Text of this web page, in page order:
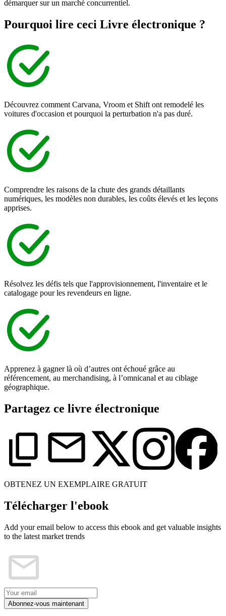
démarquer sur un marché concurrentiel.
Pourquoi lire ceci Livre électronique ?
Découvrez comment Carvana, Vroom et Shift ont remodelé les
voitures d'occasion et pourquoi la perturbation n'a pas duré.
Comprendre les raisons de la chute des grands détaillants
numériques, les modèles non durables, les coûts élevés et les leçons
apprises.
Résolvez les défis tels que l'approvisionnement, l'inventaire et le
catalogage pour les revendeurs en ligne.
Apprenez à gagner là où d’autres ont échoué grâce au
référencement, au merchandising, à l’omnicanal et au ciblage
géographique.
Partagez ce livre électronique
OBTENEZ UN EXEMPLAIRE GRATUIT
Télécharger l'ebook
Add your email below to access this ebook and get valuable insights
to the latest market trends
Abonnez-vous maintenant